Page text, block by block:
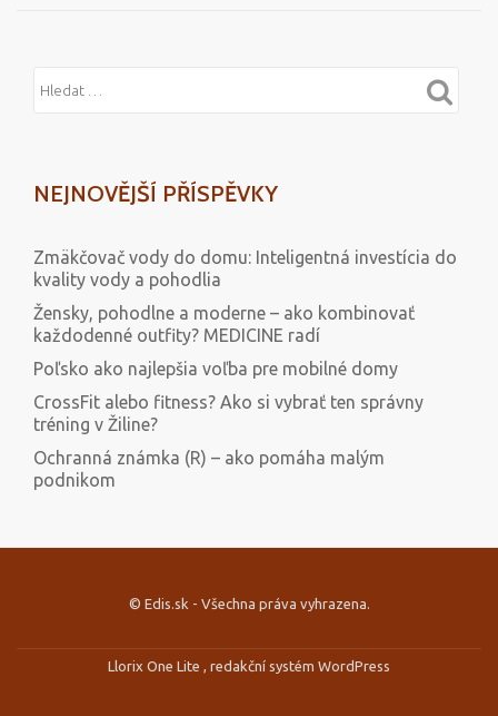
NEJNOVĚJŠÍ PŘÍSPĚVKY
Zmäkčovač vody do domu: Inteligentná investícia do
kvality vody a pohodlia
Žensky, pohodlne a moderne – ako kombinovať
každodenné outfity? MEDICINE radí
Poľsko ako najlepšia voľba pre mobilné domy
CrossFit alebo fitness? Ako si vybrať ten správny
tréning v Žiline?
Ochranná známka (R) – ako pomáha malým
podnikom
© Edis.sk - Všechna práva vyhrazena.
Druhé
ménuLlorix One Lite , redakční systém WordPress